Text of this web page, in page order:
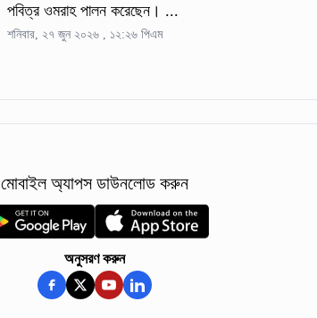
পবিত্র ওমরাহ পালন করেছেন। ...
শনিবার, ২৭ জুন ২০২৬ , ১২:২৬ পিএম
মোবাইল অ্যাপস ডাউনলোড করুন
অনুসরণ করুন